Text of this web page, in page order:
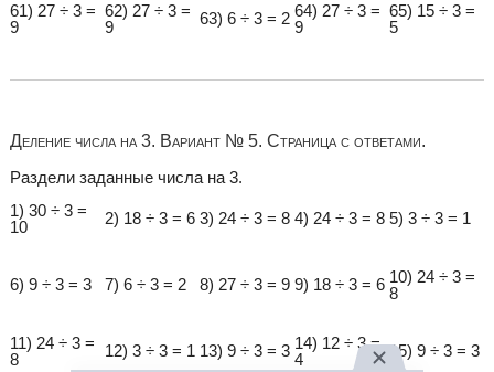
61) 27 ÷ 3 =
9
62) 27 ÷ 3 =
9
63) 6 ÷ 3 = 2 64) 27 ÷ 3 =
9
65) 15 ÷ 3 =
5
Деление числа на 3. Вариант № 5. Страница с ответами.
Раздели заданные числа на 3.
1) 30 ÷ 3 =
10
2) 18 ÷ 3 = 6 3) 24 ÷ 3 = 8 4) 24 ÷ 3 = 8 5) 3 ÷ 3 = 1
6) 9 ÷ 3 = 3 7) 6 ÷ 3 = 2 8) 27 ÷ 3 = 9 9) 18 ÷ 3 = 6 10) 24 ÷ 3 =
8
11) 24 ÷ 3 =
8
12) 3 ÷ 3 = 1 13) 9 ÷ 3 = 3 14) 12 ÷ 3 =
4
15) 9 ÷ 3 = 3